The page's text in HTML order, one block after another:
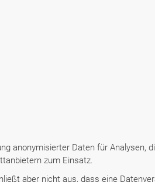
anonymisierter Daten für Analysen,
zum Einsatz.
aber nicht aus, dass eine